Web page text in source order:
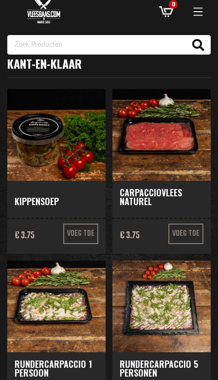
RECEPTEN
KLANTENSERVICE
INLOGGEN
0
KANT-EN-KLAAR
KIPPENSOEP
€ 3.75 VOEG TOE
CARPACCIOVLEES
NATUREL
€ 3.75 VOEG TOE
RUNDERCARPACCIO 1
PERSOON
RUNDERCARPACCIO 5
PERSONEN